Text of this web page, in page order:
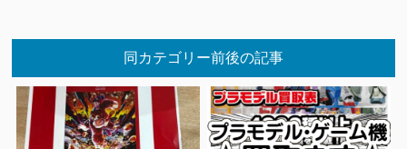
同カテゴリー前後の記事